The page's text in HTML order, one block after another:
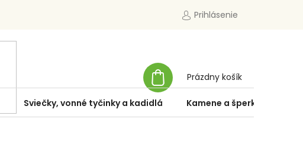
Prihlásenie
KOŠÍK
Prázdny košík
Sviečky, vonné tyčinky a kadidlá Kamene a šperky